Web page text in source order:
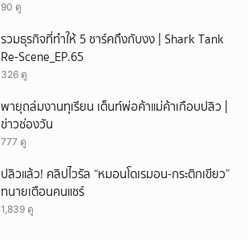
90 ดู
รวมธุรกิจที่ทำให้ 5 ชาร์คถึงกับงง | Shark Tank
Re-Scene_EP.65
326 ดู
พายุถล่มงานทุเรียน เต็นท์พ่อค้าแม่ค้าเกือบปลิว |
ข่าวช่องวัน
777 ดู
ปลิวแล้ว! คลิปไวรัล “หมอนโดเรมอน-กระติกเขียว”
ทนายเตือนคนแชร์
1,839 ดู